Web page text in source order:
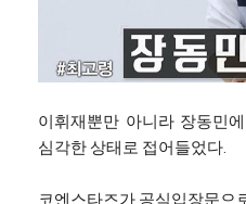
이휘재뿐만 아니라 장동민
심각한 상태로 접어들었다.
코엔스타즈가 공식입장문으